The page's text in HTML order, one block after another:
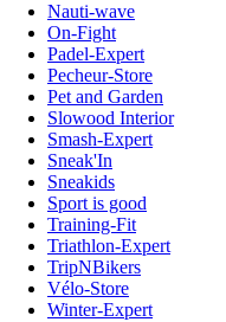
Nauti-wave
On-Fight
Padel-Expert
Pecheur-Store
Pet and Garden
Slowood Interior
Smash-Expert
Sneak'In
Sneakids
Sport is good
Training-Fit
Triathlon-Expert
TripNBikers
Vélo-Store
Winter-Expert